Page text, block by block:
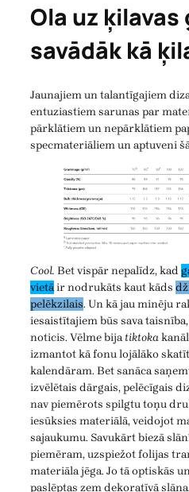
Ola uz ķilavas
savādāk kā
Jaunajiem un talantīgajiem
entuziastiem sarunas par
pārklātiem un nepārklātiem
specmateriāliem un aptuveni
Cool. Bet vispār nepalīdz, kad
vietāir nodrukāts kaut kāds
pelēkzilais. Un kā jau minēju
iesaistītajiem būs sava
noticis. Vēlme bijatiktoka
izmantot kā fonu lojālāko
kalendāram. Bet sanāca
izvēlētais dārgais, pelēcīgais
nav piemērots spilgtu toņu
iesūksies materiālā, veidojot
sajaukumu. Savukārt biezā
piemēram, uzspiežot folijas
materiāla jēga. Jo tā optiskās
paslēptas zem dekoratīvā